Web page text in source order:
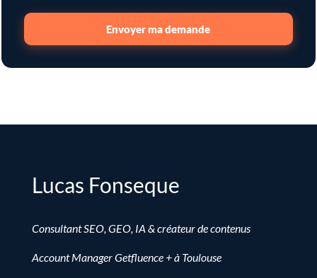
Envoyer ma demande
Lucas Fonseque
Consultant SEO, GEO, IA & créateur de contenus
Account Manager Getfluence + à Toulouse